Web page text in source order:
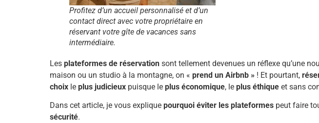
Profitez d’un accueil personnalisé et d’un
contact direct avec votre propriétaire en
réservant votre gîte de vacances sans
intermédiaire.
Les plateformes de réservation sont tellement devenues un réflexe qu’une
maison ou un studio à la montagne, on « prend un Airbnb » ! Et pourtant,
choix le plus judicieux puisque le plus économique, le plus éthique et sans
Dans cet article, je vous explique pourquoi éviter les plateformes peut faire
sécurité.